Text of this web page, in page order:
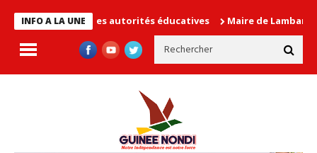
INFO A LA UNE
cause les autorités éducatives Maire de Lambanyi : Baba